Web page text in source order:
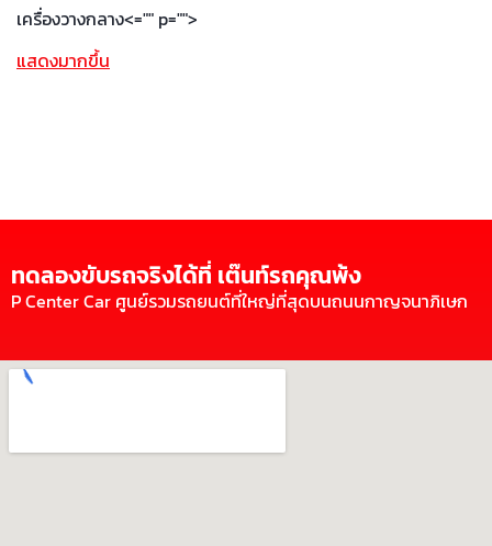
เครื่องวางกลาง<="" p="">
แสดงมากขึ้น
ทดลองขับรถจริงได้ที่ เต๊นท์รถคุณพ้ง
P Center Car ศูนย์รวมรถยนต์ที่ใหญ่ที่สุดบนถนนกาญจนาภิเษก